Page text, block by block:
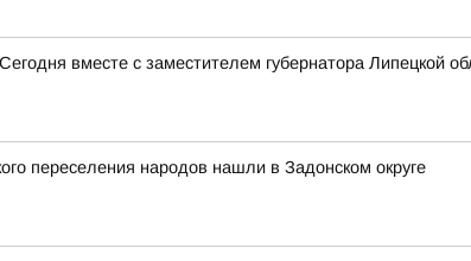
вместе с заместителем губернатора Липецкой
переселения народов нашли в Задонском округе